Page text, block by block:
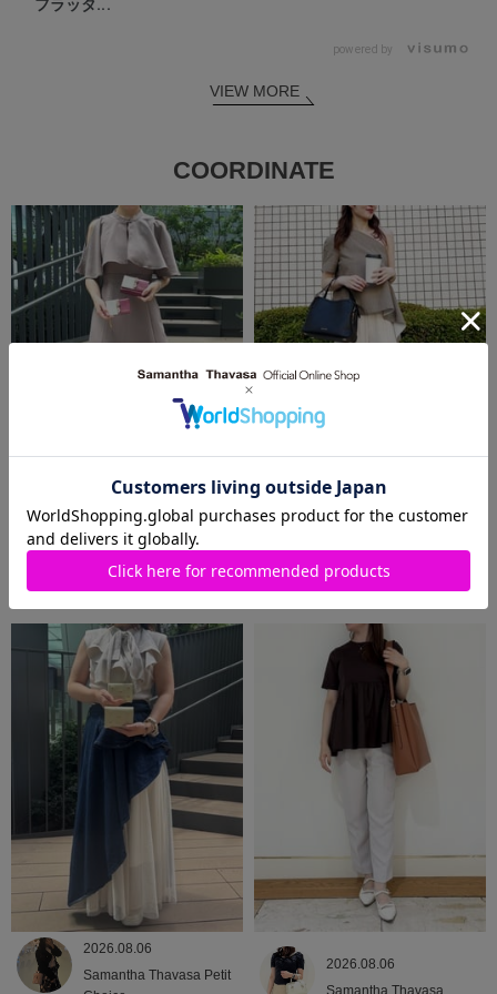
フラッタ...
powered by
VIEW MORE
COORDINATE
2026.08.06
Choice
Samantha Thavasa
2026.08.06
Samantha Thavasa Petit
2026.08.06
Samantha Thavasa